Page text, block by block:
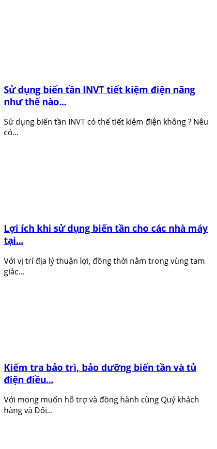
Sử dụng biến tần INVT tiết kiệm điện năng
như thế nào...
Sử dụng biến tần INVT có thế tiết kiệm điện không ? Nêu
có...
Lợi ích khi sử dụng biến tần cho các nhà máy
tại...
Với vị trí địa lý thuận lợi, đồng thời nằm trong vùng tam
giác...
Kiểm tra bảo trì, bảo dưỡng biến tần và tủ
điện điều...
Với mong muốn hỗ trợ và đồng hành cùng Quý khách
hàng và Đối...